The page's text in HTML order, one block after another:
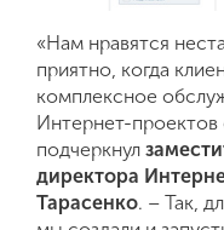
«Нам нравятся
приятно, когда
комплексное
Интернет-
подчеркнул
директора
Тарасенко. – Так,